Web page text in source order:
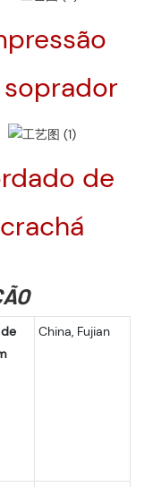
de
crachá
China, Fujian